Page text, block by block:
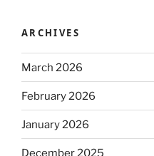
ARCHIVES
March 2026
February 2026
January 2026
December 2025